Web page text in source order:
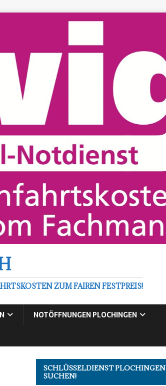
ZUM FAIREN FESTPREIS!
NOTÖFFNUNGEN PLOCHINGEN
SCHLÜSSELDIENST PLOCHINGEN
SUCHEN!